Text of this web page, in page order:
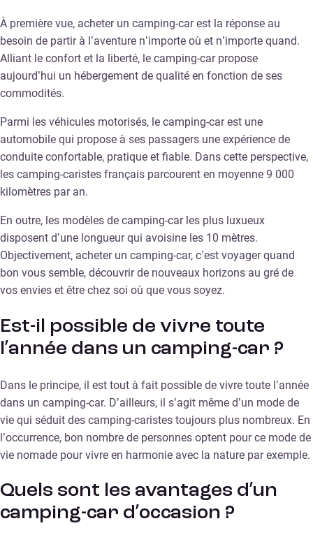
À première vue, acheter un camping-car est la réponse au
besoin de partir à l’aventure n’importe où et n’importe quand.
Alliant le confort et la liberté, le camping-car propose
aujourd’hui un hébergement de qualité en fonction de ses
commodités.
Parmi les véhicules motorisés, le camping-car est une
automobile qui propose à ses passagers une expérience de
conduite confortable, pratique et fiable. Dans cette perspective,
les camping-caristes français parcourent en moyenne 9 000
kilomètres par an.
En outre, les modèles de camping-car les plus luxueux
disposent d’une longueur qui avoisine les 10 mètres.
Objectivement, acheter un camping-car, c’est voyager quand
bon vous semble, découvrir de nouveaux horizons au gré de
vos envies et être chez soi où que vous soyez.
Est-il possible de vivre toute
l’année dans un camping-car ?
Dans le principe, il est tout à fait possible de vivre toute l’année
dans un camping-car. D’ailleurs, il s’agit même d’un mode de
vie qui séduit des camping-caristes toujours plus nombreux. En
l’occurrence, bon nombre de personnes optent pour ce mode de
vie nomade pour vivre en harmonie avec la nature par exemple.
Quels sont les avantages d’un
camping-car d’occasion ?